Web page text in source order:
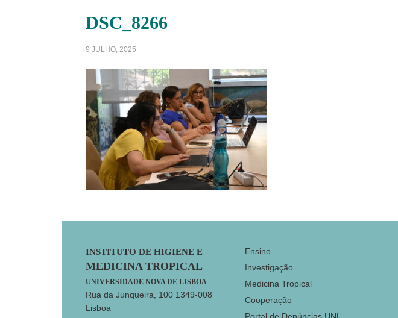
DSC_8266
9 JULHO, 2025
Footer
INSTITUTO DE HIGIENE E
MEDICINA TROPICAL
UNIVERSIDADE NOVA DE LISBOA
Rua da Junqueira, 100 1349-008
Lisboa
Ensino
Investigação
Medicina Tropical
Cooperação